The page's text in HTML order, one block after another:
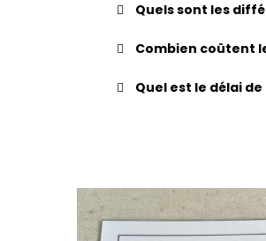
Quels sont les
Combien coûtent
Quel est le délai